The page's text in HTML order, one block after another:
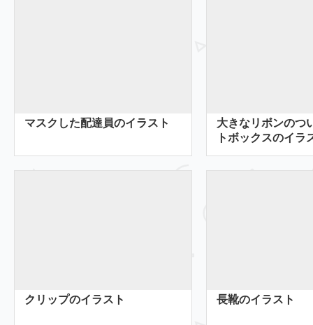
マスクした配達員のイラスト
大きなリボンのつ
トボックスのイラ
クリップのイラスト 長靴のイラスト